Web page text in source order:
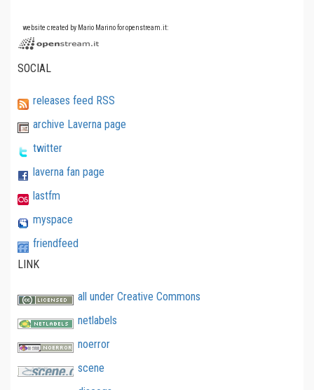
website created by Mario Marino for openstream.it:
SOCIAL
releases feed RSS
archive Laverna page
twitter
laverna fan page
lastfm
myspace
friendfeed
LINK
all under Creative Commons
netlabels
noerror
scene